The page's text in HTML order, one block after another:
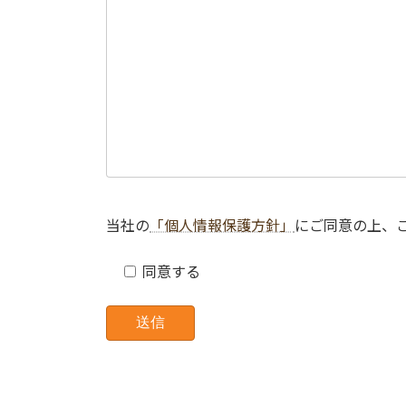
当社の 「個人情報保護方針」 にご同意の上、
同意する